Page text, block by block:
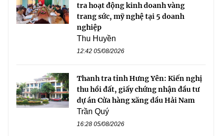
tra hoạt động kinh doanh vàng
trang sức, mỹ nghệ tại 5 doanh
nghiệp
Thu Huyền
12:42 05/08/2026
Thanh tra tỉnh Hưng Yên: Kiến nghị
thu hồi đất, giấy chứng nhận đầu tư
dự án Cửa hàng xăng dầu Hải Nam
Trần Quý
16:28 05/08/2026